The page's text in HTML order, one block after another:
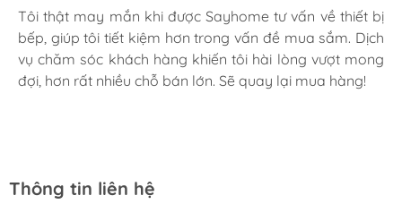
Gia đình bác sĩ X.A
Mình rất mê cách nhân viên tư vấn, chăm sóc khách tận
tình, chu đáo tại Sayhome. Mình đã mua 2 máy rửa bát
cho mình và bố mẹ chồng,chất lượng ổn định. Ở đây có
Tôi thật may mắn khi được Sayhome tư vấn về thiết bị
bếp, giúp tôi tiết kiệm hơn trong vấn đề mua sắm. Dịch
vụ chăm sóc khách hàng khiến tôi hài lòng vượt mong
đợi, hơn rất nhiều chỗ bán lớn. Sẽ quay lại mua hàng!
Thông tin liên hệ